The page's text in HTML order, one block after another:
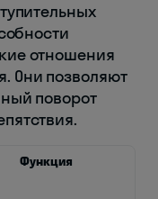
отношения
Они позволяют
поворот
Функция